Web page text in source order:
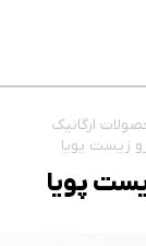
ارگانیک
زیست پویا
پویا